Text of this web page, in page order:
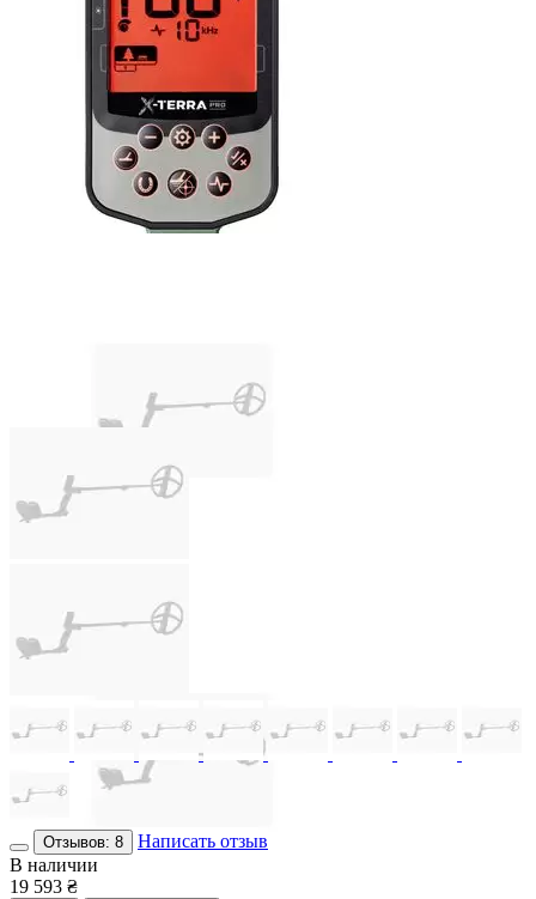
Отзывов: 8
Написать отзыв
В наличии
19 593 ₴